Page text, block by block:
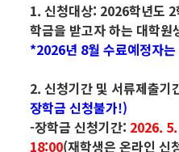
1. 신청대상: 2026학년도
학금을 받고자 하는 대학원
*2026년 8월 수료예정자는
2. 신청기간 및 서류제출기
장학금 신청불가!)
-장학금 신청기간: 2026.
18:00(재학생은 온라인 신